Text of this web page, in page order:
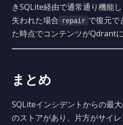
きSQLite経由で通常通り機能
失われた場合 repair で復元
た時点でコンテンツがQdrant
まとめ
SQLiteインシデントからの最
のストアがあり、片方がサイ